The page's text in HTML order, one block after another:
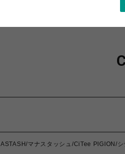
マナスタッシュ/CiTee PIGION/シ